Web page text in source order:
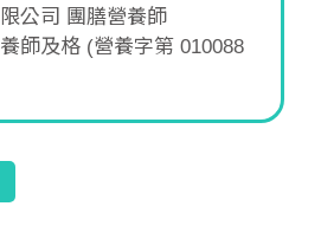
公司 團膳營養師
師及格 (營養字第 010088